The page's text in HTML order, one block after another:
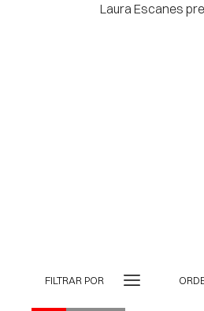
Laura Escanes
FILTRAR POR